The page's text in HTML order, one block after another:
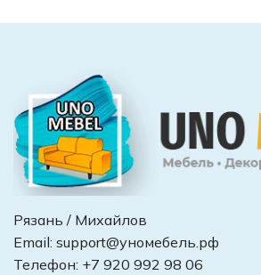
Рязань / Михайлов
Email: support@уномебель.рф
Телефон: +7 920 992 98 06